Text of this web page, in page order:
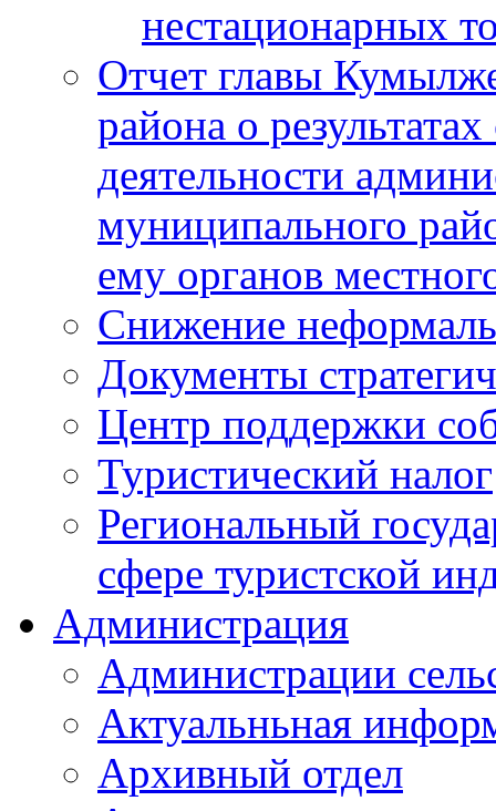
нестационарных
Отчет главы
района о
деятельности
муниципального
ему органов
Снижение
Документы
Центр поддержки
Туристический налог
Региональный
сфере туристской
Администрация
Администрации
Актуальньная
Архивный отдел